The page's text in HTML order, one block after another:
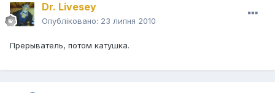
Dr. Livesey
Опубліковано: 23 липня 2010
Прерыватель, потом катушка.